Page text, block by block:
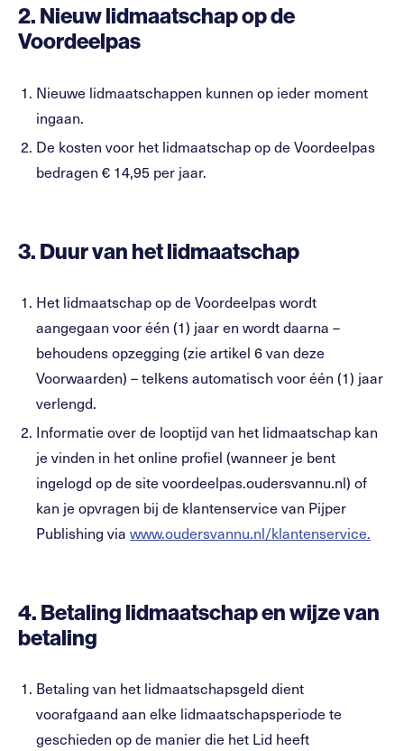
2. Nieuw lidmaatschap op de
Voordeelpas
Nieuwe lidmaatschappen kunnen op ieder moment
ingaan.
De kosten voor het lidmaatschap op de Voordeelpas
bedragen € 14,95 per jaar.
3. Duur van het lidmaatschap
Het lidmaatschap op de Voordeelpas wordt
aangegaan voor één (1) jaar en wordt daarna –
behoudens opzegging (zie artikel 6 van deze
Voorwaarden) – telkens automatisch voor één (1) jaar
verlengd.
Informatie over de looptijd van het lidmaatschap kan
je vinden in het online profiel (wanneer je bent
ingelogd op de site voordeelpas.oudersvannu.nl) of
kan je opvragen bij de klantenservice van Pijper
Publishing via www.oudersvannu.nl/klantenservice.
4. Betaling lidmaatschap en wijze van
betaling
Betaling van het lidmaatschapsgeld dient
voorafgaand aan elke lidmaatschapsperiode te
geschieden op de manier die het Lid heeft